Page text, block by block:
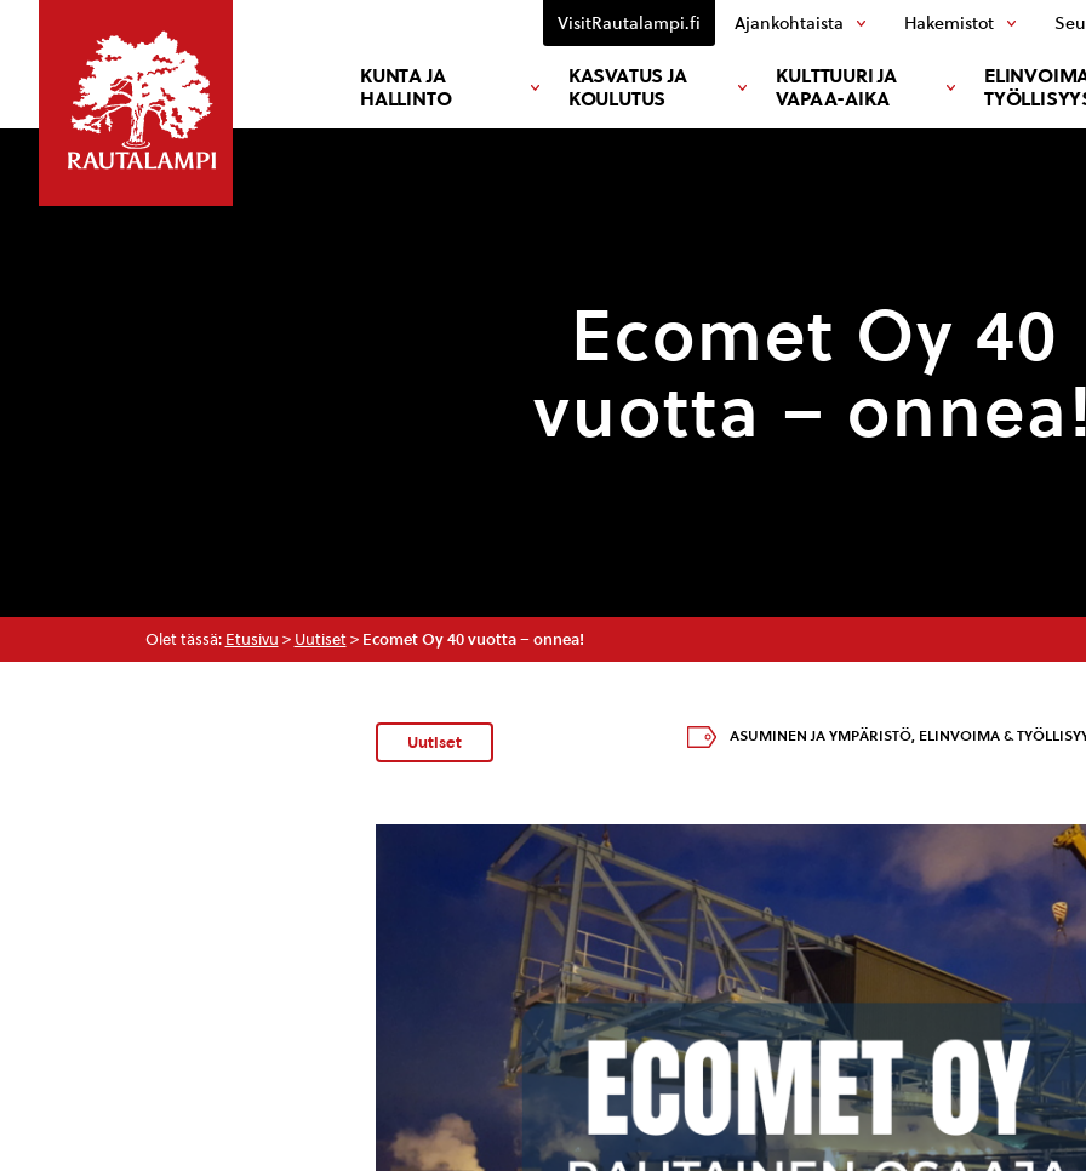
KUNTA JA
HALLINTO
KASVATUS JA
KOULUTUS
KULTTUURI JA
VAPAA-AIKA
VisitRautalampi.fi Ajankohtaista Hakemistot
Ecomet Oy 40
vuotta – onnea!
Olet tässä: Etusivu > Uutiset> Ecomet Oy 40 vuotta – onnea!
Uutiset ASUMINEN JA YMPÄRISTÖ, ELINVOIMA &